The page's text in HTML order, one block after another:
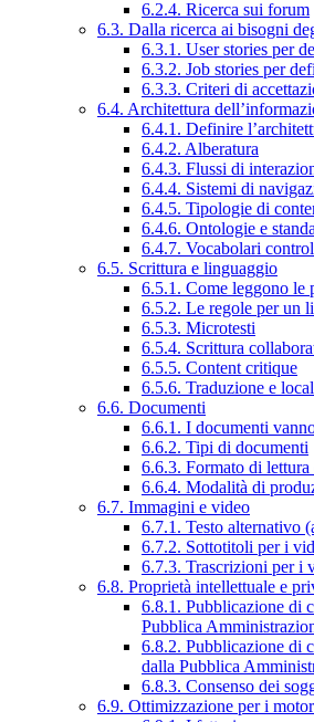
6.2.4. Ricerca sui forum
6.3. Dalla ricerca ai bisogni
6.3.1. User stories per
6.3.2. Job stories per
6.3.3. Criteri di
6.4. Architettura
6.4.1. Definire
6.4.2. Alberatura
6.4.3. Flussi di
6.4.4. Sistemi di
6.4.5. Tipologie di
6.4.6. Ontologie e
6.4.7. Vocabolari
6.5. Scrittura e linguaggio
6.5.1. Come leggono le
6.5.2. Le regole per un
6.5.3. Microtesti
6.5.4. Scrittura
6.5.5. Content critique
6.5.6. Traduzione e
6.6. Documenti
6.6.1. I documenti
6.6.2. Tipi di documenti
6.6.3. Formato di
6.6.4. Modalità di
6.7. Immagini e video
6.7.1. Testo alternativo
6.7.2. Sottotitoli per i
6.7.3. Trascrizioni per i
6.8. Proprietà intellettuale e
6.8.1. Pubblicazione di
Pubblica
6.8.2. Pubblicazione di
dalla Pubblica
6.8.3. Consenso dei
6.9. Ottimizzazione per i